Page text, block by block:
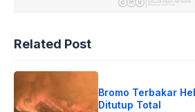
Related Post
Bromo Terbakar
Ditutup Total